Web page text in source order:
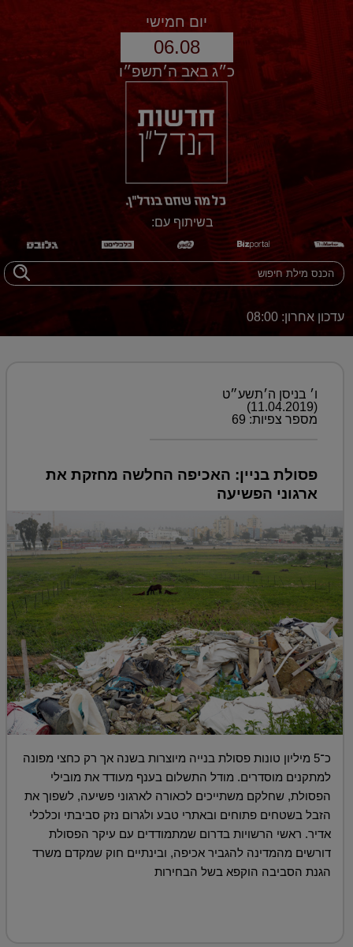
יום חמישי
06.08
כ״ג באב ה׳תשפ״ו
בשיתוף עם:
עדכון אחרון: 08:00
ו׳ בניסן ה׳תשע״ט
(11.04.2019)
מספר צפיות: 69
פסולת בניין: האכיפה החלשה מחזקת את
ארגוני הפשיעה
כ־5 מיליון טונות פסולת בנייה מיוצרות בשנה אך רק כחצי מפונה
למתקנים מוסדרים. מודל התשלום בענף מעודד את מובילי
הפסולת, שחלקם משתייכים לכאורה לארגוני פשיעה, לשפוך את
הזבל בשטחים פתוחים ובאתרי טבע ולגרום נזק סביבתי וכלכלי
אדיר. ראשי הרשויות בדרום שמתמודדים עם עיקר הפסולת
דורשים מהמדינה להגביר אכיפה, ובינתיים חוק שמקדם משרד
הגנת הסביבה הוקפא בשל הבחירות